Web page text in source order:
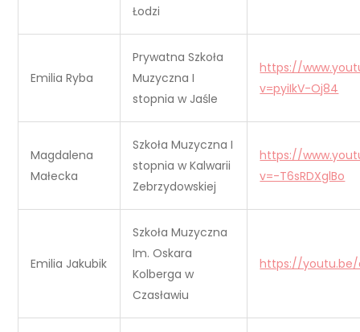
Łodzi
Emilia Ryba
Prywatna Szkoła
Muzyczna I
stopnia w Jaśle
https://
v=pyiIkV-Oj84
Magdalena
Małecka
Szkoła Muzyczna I
stopnia w Kalwarii
Zebrzydowskiej
https://
v=-T6sRDXglBo
Emilia Jakubik
Szkoła Muzyczna
Im. Oskara
Kolberga w
Czasławiu
https://youtu.be/